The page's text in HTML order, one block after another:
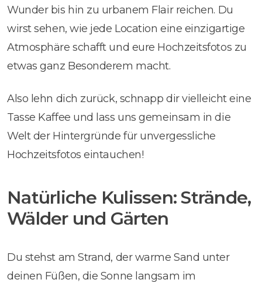
Wunder bis hin zu urbanem Flair reichen. Du
wirst sehen, wie jede Location eine einzigartige
Atmosphäre schafft und eure Hochzeitsfotos zu
etwas ganz Besonderem macht.
Also lehn dich zurück, schnapp dir vielleicht eine
Tasse Kaffee und lass uns gemeinsam in die
Welt der Hintergründe für unvergessliche
Hochzeitsfotos eintauchen!
Natürliche Kulissen: Strände,
Wälder und Gärten
Du stehst am Strand, der warme Sand unter
deinen Füßen, die Sonne langsam im